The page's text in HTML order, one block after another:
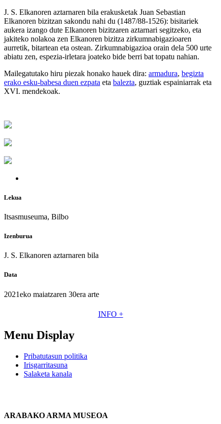
J. S. Elkanoren aztarnaren bila erakusketak Juan Sebastian
Elkanoren bizitzan sakondu nahi du (1487/88-1526): bisitariek
aukera izango dute Elkanoren bizitzaren aztarnari segitzeko, eta
jakiteko nolakoa zen Elkanoren bizitza zirkumnabigazioaren
aurretik, bitartean eta ostean. Zirkumnabigazioa orain dela 500 urte
abiatu zen, espezia-irletara joateko bide berri bat topatu nahian.
Mailegatutako hiru piezak honako hauek dira: armadura, begizta
erako esku-babesa duen ezpata eta balezta, guztiak espainiarrak eta
XVI. mendekoak.
Lekua
Itsasmuseuma, Bilbo
Izenburua
J. S. Elkanoren aztarnaren bila
Data
2021eko maiatzaren 30era arte
INFO +
Menu Display
Pribatutasun politika
Irisgarritasuna
Salaketa kanala
ARABAKO ARMA MUSEOA